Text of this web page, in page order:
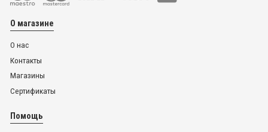
О магазине
О нас
Контакты
Магазины
Сертификаты
Помощь